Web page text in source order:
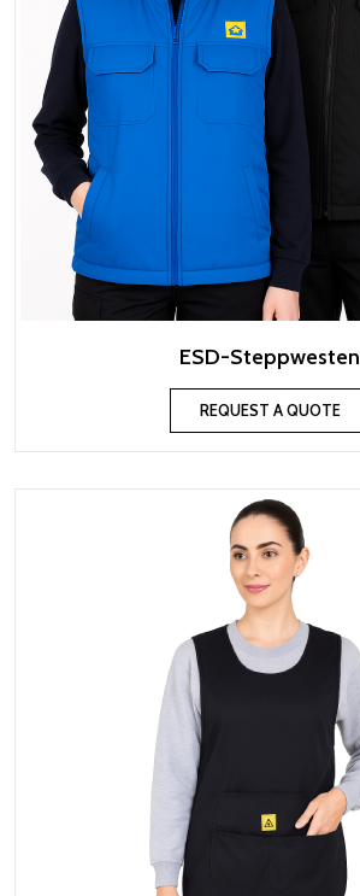
ESD-Steppwesten
REQUEST A QUOTE